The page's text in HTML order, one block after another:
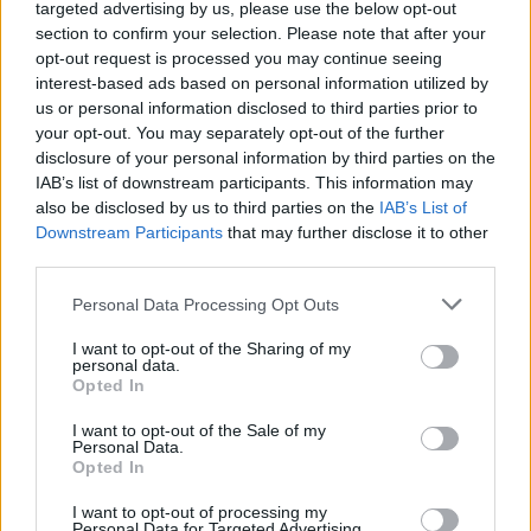
targeted advertising by us, please use the below opt-out
section to confirm your selection. Please note that after your
opt-out request is processed you may continue seeing
interest-based ads based on personal information utilized by
us or personal information disclosed to third parties prior to
your opt-out. You may separately opt-out of the further
disclosure of your personal information by third parties on the
IAB’s list of downstream participants. This information may
also be disclosed by us to third parties on the IAB’s List of
Downstream Participants that may further disclose it to other
Personal Data Processing Opt Outs
I want to opt-out of the Sharing of my
personal data.
Opted In
I want to opt-out of the Sale of my
Personal Data.
Opted In
I want to opt-out of processing my
Tutti i benefici della
vitamina D
Come già detto, la vitamina D è indispensabile
per la salute delleossa e dei denti.Una sua
carenza può provocare un senso di fiacchezza,
dolori muscolari diffusi o localizzati; in questi
capire se si ha una carenza di vitamina D e
non riguardano solo ossa e denti.
mineralizza ossa e denti
rafforza le difese immunitarie
attenua le infiammazioni